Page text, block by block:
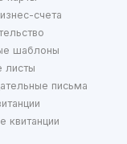
счета
шаблоны
листы
письма
квитанции